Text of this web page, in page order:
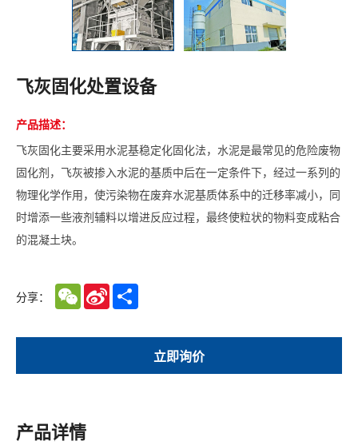
飞灰固化处置设备
产品描述：
飞灰固化主要采用水泥基稳定化固化法，水泥是最常见的危险废物
固化剂，飞灰被掺入水泥的基质中后在一定条件下，经过一系列的
物理化学作用，使污染物在废弃水泥基质体系中的迁移率减小，同
时增添一些液剂辅料以增进反应过程，最终使粒状的物料变成粘合
的混凝土块。
分享： WeChatSina
Weibo
立即询价
产品详情